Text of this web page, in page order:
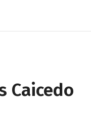
Caicedo